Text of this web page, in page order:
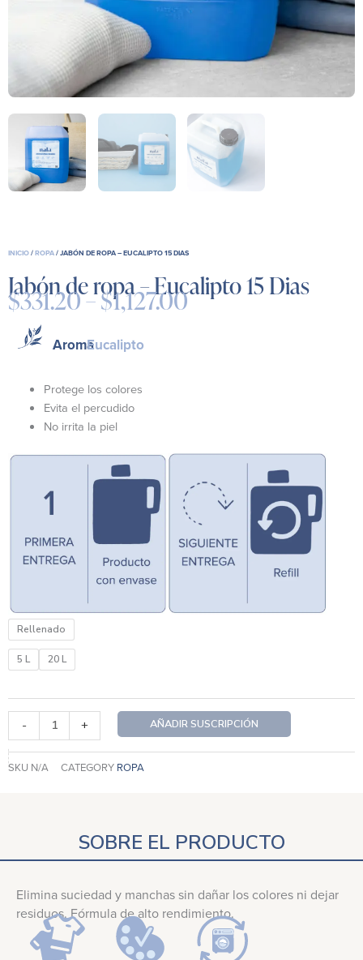
INICIO/ROPA/ JABÓN DE ROPA – EUCALIPTO 15 DIAS
Jabón de ropa – Eucalipto 15 Dias
$331.20–$1,127.00
AromaEucalipto
Protege los colores
Evita el percudido
No irrita la piel
Rellenado
5 L 20 L
-
Jabón
de
ropa
Eucalipto
15
cantidad
+ AÑADIR SUSCRIPCIÓN
SKU N/A CATEGORY ROPA
SOBRE EL PRODUCTO
Elimina suciedad y manchas sin dañar los colores ni dejar
residuos. Fórmula de alto rendimiento.